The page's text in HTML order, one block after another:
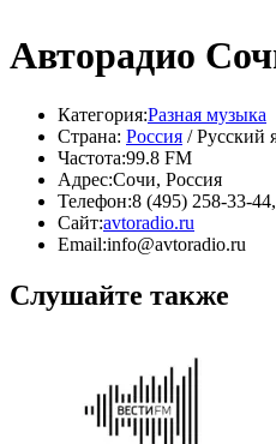
Авторадио
Категория:Разная музыка
Страна: Россия / Русский
Частота:99.8 FM
Адрес:Сочи, Россия
Телефон:8 (495) 258-33-
Сайт:avtoradio.ru
Email:info@avtoradio.ru
Слушайте также